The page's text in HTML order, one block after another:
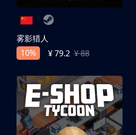
雾影猎人
10%
¥ 79.2 ¥ 88